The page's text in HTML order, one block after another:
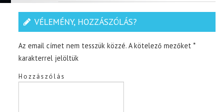
VÉLEMÉNY, HOZZÁSZÓLÁS?
Az email címet nem tesszük közzé. A kötelező mezőket*
karakterrel jelöltük
Hozzászólás